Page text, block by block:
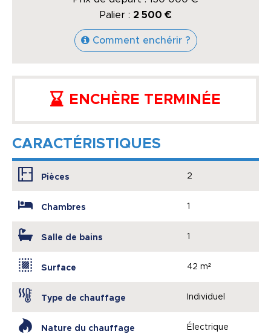
Palier : 2 500 €
Comment enchérir ?
ENCHÈRE TERMINÉE
CARACTÉRISTIQUES
Pièces 2
Chambres 1
Salle de bains 1
Surface 42 m²
Type de chauffage Individuel
Nature du chauffage Électrique